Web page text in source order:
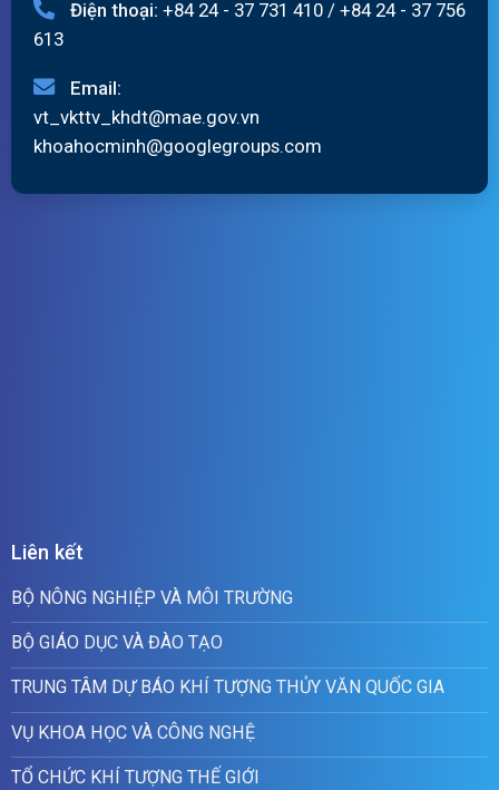
Điện thoại: +84 24 - 37 731 410 / +84 24 - 37 756
613
Email:
vt_vkttv_khdt@mae.gov.vn
khoahocminh@googlegroups.com
Liên kết
BỘ NÔNG NGHIỆP VÀ MÔI TRƯỜNG
BỘ GIÁO DỤC VÀ ĐÀO TẠO
TRUNG TÂM DỰ BÁO KHÍ TƯỢNG THỦY VĂN QUỐC GIA
VỤ KHOA HỌC VÀ CÔNG NGHỆ
TỔ CHỨC KHÍ TƯỢNG THẾ GIỚI